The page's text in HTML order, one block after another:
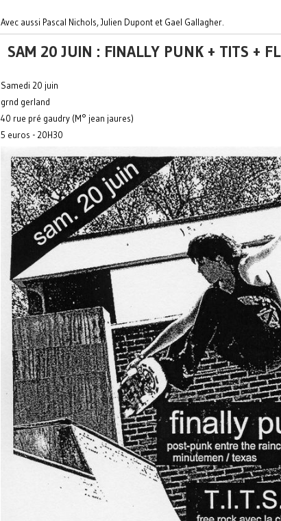
Avec aussi Pascal Nichols, Julien Dupont et Gael Gallagher.
SAM 20 JUIN : FINALLY PUNK + TITS +
Samedi 20 juin
grnd gerland
40 rue pré gaudry (M° jean jaures)
5 euros - 20H30